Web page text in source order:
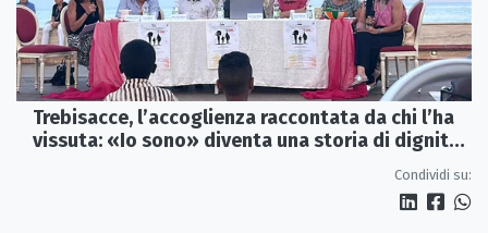
Trebisacce, l’accoglienza raccontata da chi l’ha
vissuta: «Io sono» diventa una storia di dignità
Condividi su: